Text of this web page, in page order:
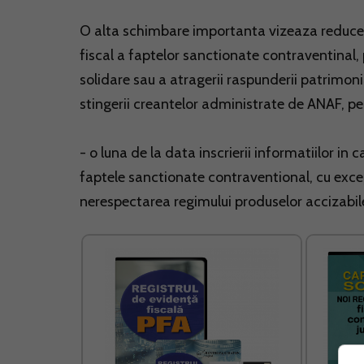
O alta schimbare importanta vizeaza
fiscal a faptelor sanctionate
solidare sau a atragerii raspunderii
stingerii creantelor administrate de ANAF,
- o luna de la data inscrierii informatiilor in
faptele sanctionate contraventional, cu
nerespectarea regimului produselor